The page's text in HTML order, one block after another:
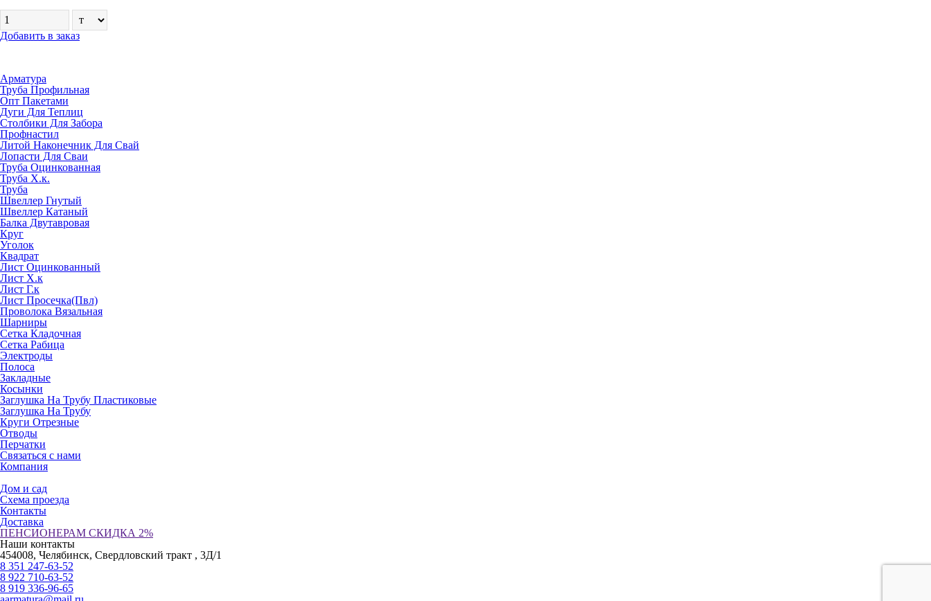
Добавить в заказ
Арматура
Труба Профильная
Опт Пакетами
Дуги Для Теплиц
Столбики Для Забора
Профнастил
Литой Наконечник Для Свай
Лопасти Для Сваи
Труба Оцинкованная
Труба Х.к.
Труба
Швеллер Гнутый
Швеллер Катаный
Балка Двутавровая
Круг
Уголок
Квадрат
Лист Оцинкованный
Лист Х.к
Лист Г.к
Лист Просечка(Пвл)
Проволока Вязальная
Шарниры
Сетка Кладочная
Сетка Рабица
Электроды
Полоса
Закладные
Косынки
Заглушка На Трубу Пластиковые
Заглушка На Трубу
Круги Отрезные
Отводы
Перчатки
Связаться с нами
Компания
Дом и сад
Схема проезда
Контакты
Доставка
ПЕНСИОНЕРАМ СКИДКА 2%
Наши контакты
454008, Челябинск, Свердловский тракт , 3Д/1
8 351 247-63-52
8 922 710-63-52
8 919 336-96-65